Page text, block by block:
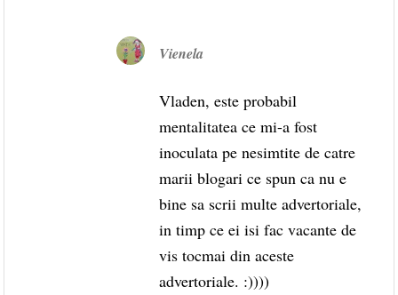
Vienela
Vladen, este probabil
mentalitatea ce mi-a fost
inoculata pe nesimtite de catre
marii blogari ce spun ca nu e
bine sa scrii multe advertoriale,
in timp ce ei isi fac vacante de
vis tocmai din aceste
advertoriale. :))))